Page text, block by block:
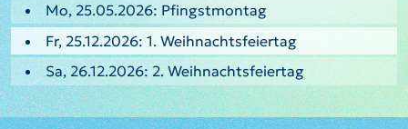
Mo, 25.05.2026: Pfingstmontag
Fr, 25.12.2026: 1. Weihnachtsfeiertag
Sa, 26.12.2026: 2. Weihnachtsfeiertag